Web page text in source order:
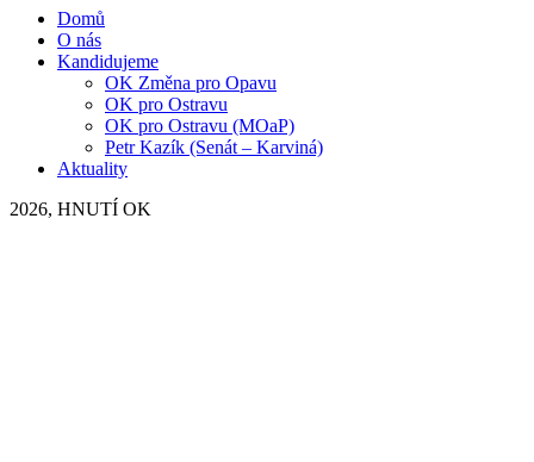
Domů
O nás
Kandidujeme
OK Změna pro Opavu
OK pro Ostravu
OK pro Ostravu (MOaP)
Petr Kazík (Senát – Karviná)
Aktuality
2026, HNUTÍ OK